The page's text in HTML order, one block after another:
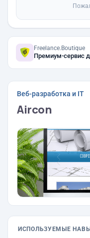
Freelance.Boutique
Премиум-сервис
Веб-разработка и IT
Aircon
ИСПОЛЬЗУЕМЫЕ